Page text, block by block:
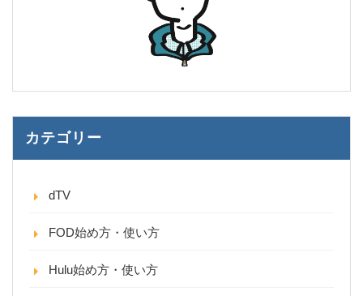
カテゴリー
dTV
FOD始め方・使い方
Hulu始め方・使い方